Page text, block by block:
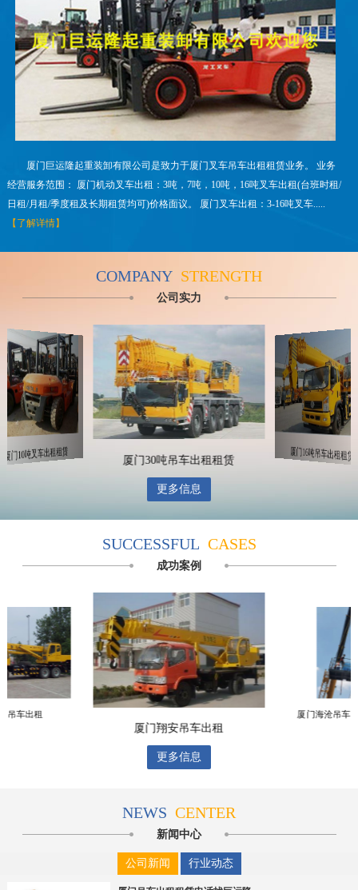
厦门巨运隆起重装卸有限公司是致力于厦门叉车吊车出租租赁业务。 业务
经营服务范围： 厦门机动叉车出租：3吨，7吨，10吨，16吨叉车出租(台班时租/
日租/月租/季度租及长期租赁均可)价格面议。 厦门叉车出租：3-16吨叉车.....
【了解详情】
COMPANY STRENGTH
公司实力
厦门10吨叉车出租租赁 厦门30吨吊车出租租赁 厦门16吨吊车出租租赁
更多信息
SUCCESSFUL CASES
成功案例
吊车出租
厦门翔安吊车出租
厦门海沧吊车
更多信息
NEWS CENTER
新闻中心
公司新闻 行业动态